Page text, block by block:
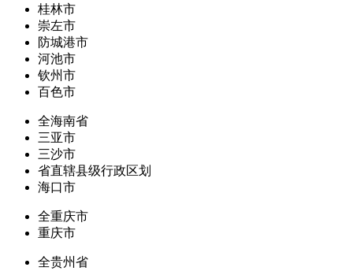
桂林市
崇左市
防城港市
河池市
钦州市
百色市
全海南省
三亚市
三沙市
省直辖县级行政区划
海口市
全重庆市
重庆市
全贵州省